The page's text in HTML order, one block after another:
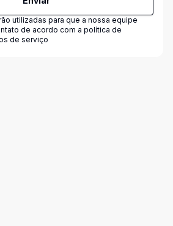
utilizadas para que a nossa equipe
de acordo com a política de
de serviço